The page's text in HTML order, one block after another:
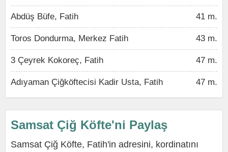
Abdüş Büfe, Fatih 41 m.
Toros Dondurma, Merkez Fatih 43 m.
3 Çeyrek Kokoreç, Fatih 47 m.
Adıyaman Çiğköftecisi Kadir Usta, Fatih 47 m.
Samsat Çiğ Köfte'ni Paylaş
Samsat Çiğ Köfte, Fatih'in adresini, kordinatını